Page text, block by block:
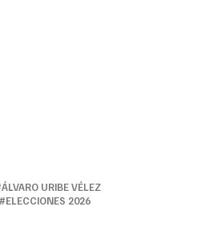
ÁLVARO URIBE VÉLEZ
ELECCIONES 2026